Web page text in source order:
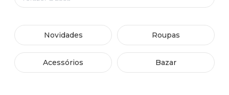
Novidades Roupas
Acessórios Bazar